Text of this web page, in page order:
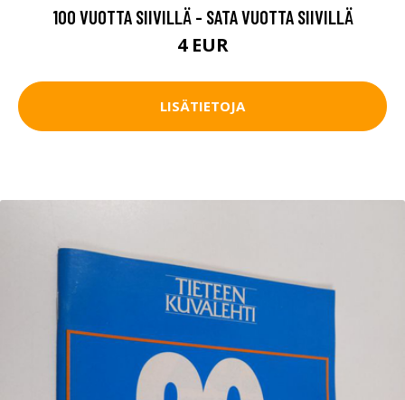
100 VUOTTA SIIVILLÄ - SATA VUOTTA SIIVILLÄ
4 EUR
LISÄTIETOJA